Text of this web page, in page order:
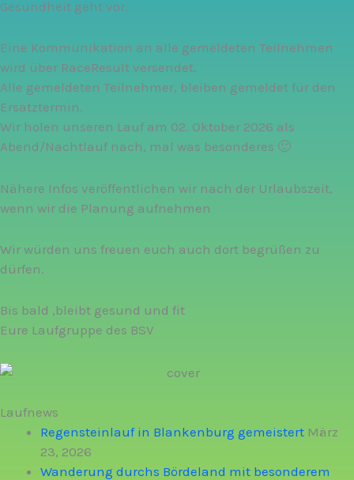
Gesundheit geht vor.
Eine Kommunikation an alle gemeldeten Teilnehmen
wird über RaceResult versendet.
Alle gemeldeten Teilnehmer, bleiben gemeldet für den
Ersatztermin.
Wir holen unseren Lauf am 02. Oktober 2026 als
Abend/Nachtlauf nach, mal was besonderes 🙂
Nähere Infos veröffentlichen wir nach der Urlaubszeit,
wenn wir die Planung aufnehmen
Wir würden uns freuen euch auch dort begrüßen zu
dürfen.
Bis bald ,bleibt gesund und fit
Eure Laufgruppe des BSV
Laufnews
Regensteinlauf in Blankenburg gemeistert März
23, 2026
Wanderung durchs Bördeland mit besonderem